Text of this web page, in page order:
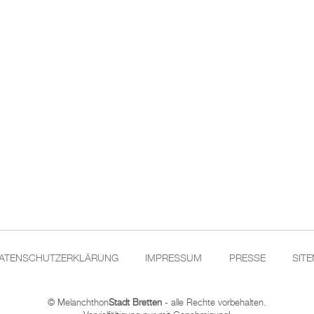
IMPRESSUM PRESSE
© MelanchthonStadt Bretten - alle Rechte vorbehalten.